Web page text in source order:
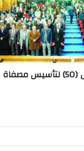
تزامنا بالاحتفال (50) لتأسيس مصفاة